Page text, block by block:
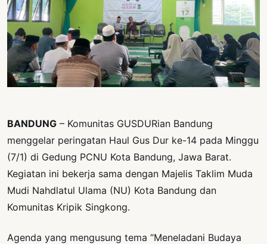
BANDUNG – Komunitas GUSDURian Bandung
menggelar peringatan Haul Gus Dur ke-14 pada Minggu
(7/1) di Gedung PCNU Kota Bandung, Jawa Barat.
Kegiatan ini bekerja sama dengan Majelis Taklim Muda
Mudi Nahdlatul Ulama (NU) Kota Bandung dan
Komunitas Kripik Singkong.
Agenda yang mengusung tema “Meneladani Budaya